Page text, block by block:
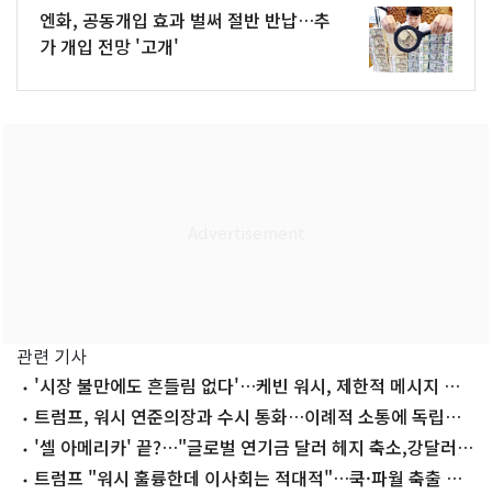
엔화, 공동개입 효과 벌써 절반 반납…추
가 개입 전망 '고개'
관련 기사
'시장 불만에도 흔들림 없다'…케빈 워시, 제한적 메시지 고
수할 듯
트럼프, 워시 연준의장과 수시 통화…이례적 소통에 독립성
논란'셀 아메리카' 끝?…"글로벌 연기금 달러 헤지 축소,강달러
힘 받는다"
트럼프 "워시 훌륭한데 이사회는 적대적"…쿡·파월 축출 재